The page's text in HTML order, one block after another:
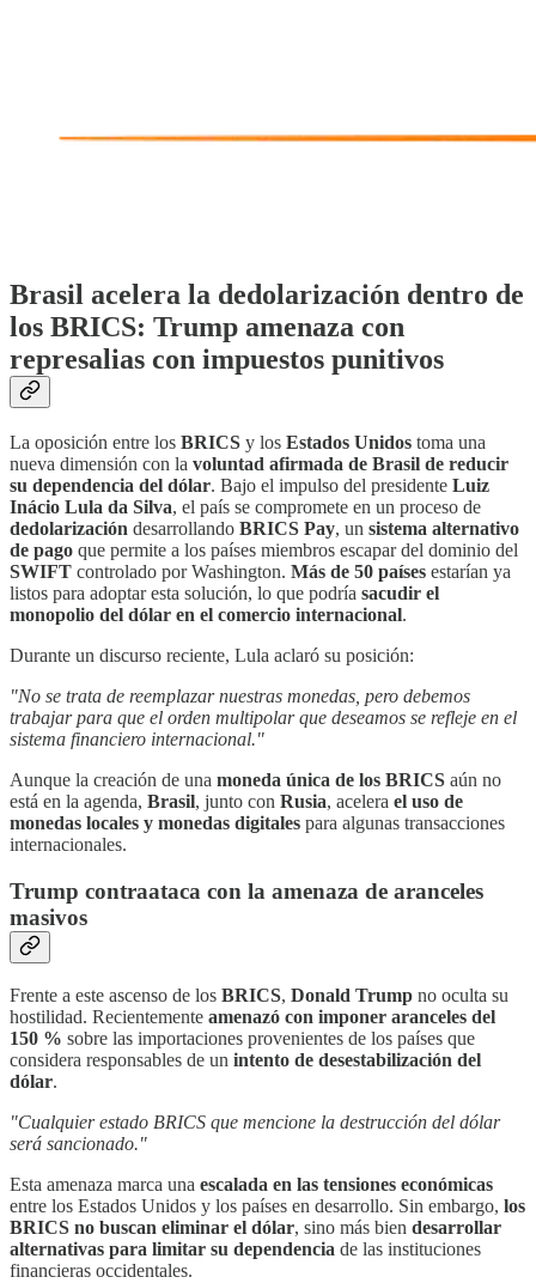
Brasil acelera la dedolarización dentro de
los BRICS: Trump amenaza con
represalias con impuestos punitivos
La oposición entre los BRICS y los Estados Unidos toma una
nueva dimensión con la voluntad afirmada de Brasil de reducir
su dependencia del dólar. Bajo el impulso del presidente Luiz
Inácio Lula da Silva, el país se compromete en un proceso de
dedolarización desarrollando BRICS Pay, un sistema alternativo
de pago que permite a los países miembros escapar del dominio del
SWIFT controlado por Washington. Más de 50 países estarían ya
listos para adoptar esta solución, lo que podría sacudir el
monopolio del dólar en el comercio internacional.
Durante un discurso reciente, Lula aclaró su posición:
"No se trata de reemplazar nuestras monedas, pero debemos
trabajar para que el orden multipolar que deseamos se refleje en el
sistema financiero internacional."
Aunque la creación de una moneda única de los BRICS aún no
está en la agenda, Brasil, junto con Rusia, acelera el uso de
monedas locales y monedas digitales para algunas transacciones
internacionales.
Trump contraataca con la amenaza de aranceles
masivos
Frente a este ascenso de los BRICS, Donald Trump no oculta su
hostilidad. Recientemente amenazó con imponer aranceles del
150 % sobre las importaciones provenientes de los países que
considera responsables de un intento de desestabilización del
dólar.
"Cualquier estado BRICS que mencione la destrucción del dólar
será sancionado."
Esta amenaza marca una escalada en las tensiones económicas
entre los Estados Unidos y los países en desarrollo. Sin embargo, los
BRICS no buscan eliminar el dólar, sino más bien desarrollar
alternativas para limitar su dependencia de las instituciones
financieras occidentales.